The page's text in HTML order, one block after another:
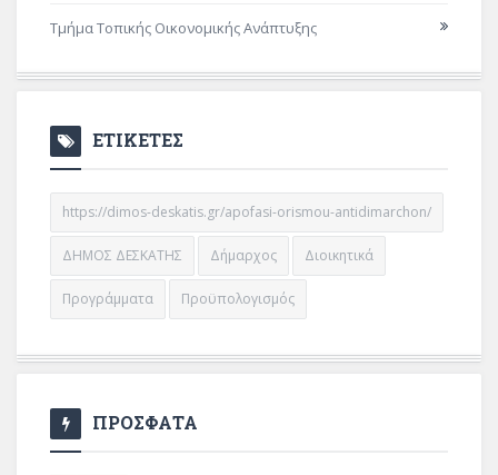
Τμήμα Τοπικής Οικονομικής Ανάπτυξης
ΕΤΙΚΕΤΕΣ
https://dimos-deskatis.gr/apofasi-orismou-antidimarchon/
ΔΗΜΟΣ ΔΕΣΚΑΤΗΣ Δήμαρχος Διοικητικά
Προγράμματα Προϋπολογισμός
ΠΡΟΣΦΑΤΑ